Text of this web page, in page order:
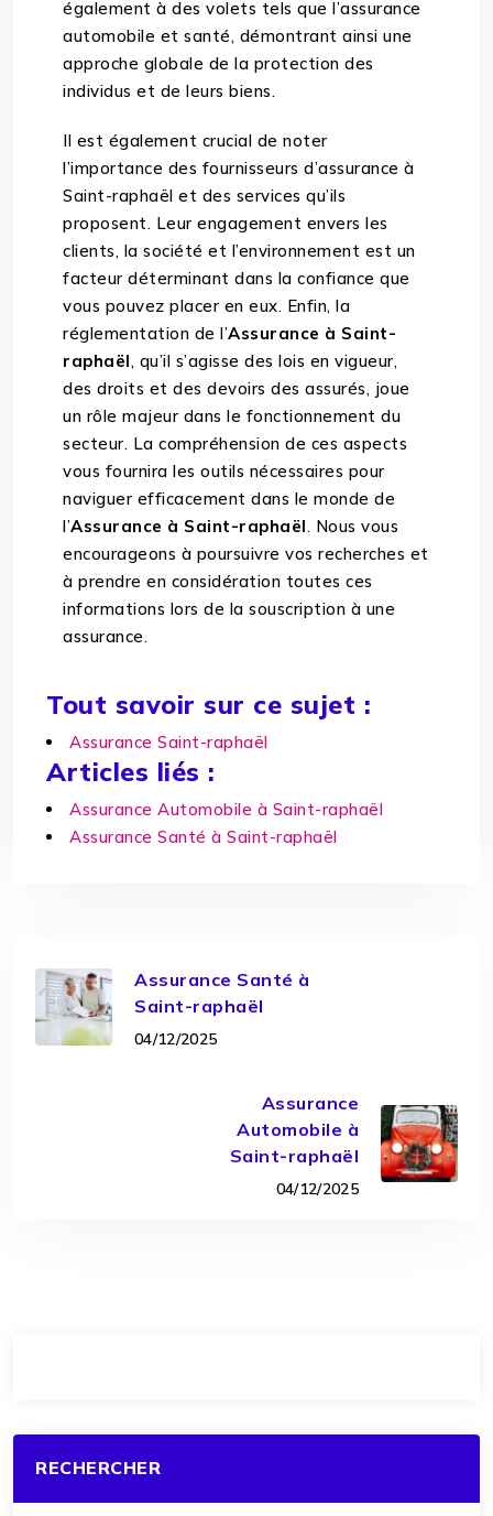
également à des volets tels que l’assurance
automobile et santé, démontrant ainsi une
approche globale de la protection des
individus et de leurs biens.
Il est également crucial de noter
l’importance des fournisseurs d’assurance à
Saint-raphaël et des services qu’ils
proposent. Leur engagement envers les
clients, la société et l’environnement est un
facteur déterminant dans la confiance que
vous pouvez placer en eux. Enfin, la
réglementation de l’Assurance à Saint-
raphaël, qu’il s’agisse des lois en vigueur,
des droits et des devoirs des assurés, joue
un rôle majeur dans le fonctionnement du
secteur. La compréhension de ces aspects
vous fournira les outils nécessaires pour
naviguer efficacement dans le monde de
l’Assurance à Saint-raphaël. Nous vous
encourageons à poursuivre vos recherches et
à prendre en considération toutes ces
informations lors de la souscription à une
assurance.
Tout savoir sur ce sujet :
Assurance Saint-raphaël
Articles liés :
Assurance Automobile à Saint-raphaël
Assurance Santé à Saint-raphaël
Assurance Santé à
Saint-raphaël
04/12/2025
Assurance
Automobile à
Saint-raphaël
04/12/2025
RECHERCHER